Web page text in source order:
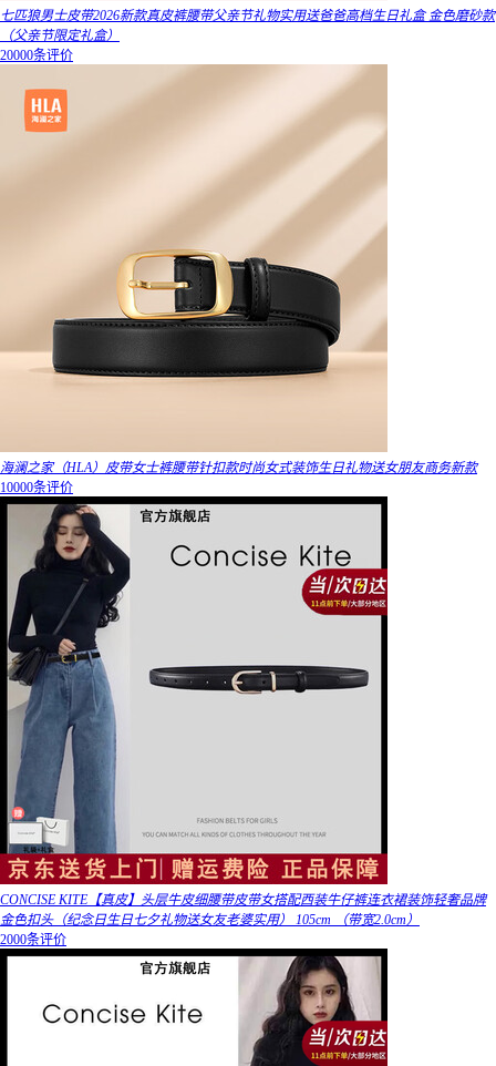
七匹狼男士皮带2026新款真皮裤腰带父亲节礼物实用送爸爸高档生日礼盒 金色磨砂款
（父亲节限定礼盒）
20000条评价
海澜之家（HLA）皮带女士裤腰带针扣款时尚女式装饰生日礼物送女朋友商务新款
10000条评价
CONCISE KITE【真皮】头层牛皮细腰带皮带女搭配西装牛仔裤连衣裙装饰轻奢品牌
金色扣头（纪念日生日七夕礼物送女友老婆实用） 105cm （带宽2.0cm）
2000条评价